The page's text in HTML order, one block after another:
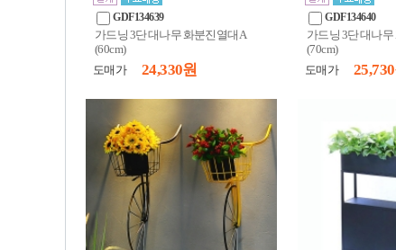
GDF134639
가드닝 3단 대나무 화분진열대A
(60cm)
도매가
24,330 원
GDF134640
가드닝 3단 대나
(70cm)
도매가
25,730